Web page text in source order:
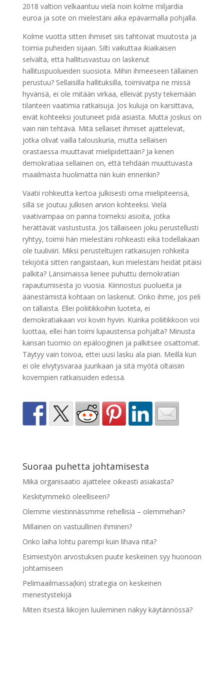
2018 valtion velkaantuu vielä noin kolme miljardia
euroa ja sote on mielestäni aika epävarmalla pohjalla.
Kolme vuotta sitten ihmiset siis tahtoivat muutosta ja
toimia puheiden sijaan. Silti vaikuttaa ikiaikaisen
selvältä, että hallitusvastuu on laskenut
hallituspuolueiden suosiota. Mihin ihmeeseen tällainen
perustuu? Sellaisilla hallituksilla, toimivatpa ne missä
hyvänsä, ei ole mitään virkaa, elleivät pysty tekemään
tilanteen vaatimia ratkaisuja. Jos kuluja on karsittava,
eivät kohteeksi joutuneet pidä asiasta. Mutta joskus on
vain niin tehtävä. Mitä sellaiset ihmiset ajattelevat,
jotka olivat vailla talouskuria, mutta sellaisen
orastaessa muuttavat mielipidettään? Ja kenen
demokratiaa sellainen on, että tehdään muuttuvasta
maailmasta huolimatta niin kuin ennenkin?
Vaatii rohkeutta kertoa julkisesti oma mielipiteensä,
sillä se joutuu julkisen arvion kohteeksi. Vielä
vaativampaa on panna toimeksi asioita, jotka
herättävät vastustusta. Jos tällaiseen joku perustellusti
ryhtyy, toimii hän mielestäni rohkeasti eikä todellakaan
ole tuuliviiri. Miksi perusteltujen ratkaisujen rohkeita
tekijöitä sitten rangaistaan, kun mielestäni heidät pitäisi
palkita? Länsimaissa lienee puhuttu demokratian
rapautumisesta jo vuosia. Kiinnostus puolueita ja
äänestämistä kohtaan on laskenut. Onko ihme, jos peli
on tällaista. Ellei poliitikkoihin luoteta, ei
demokratiakaan voi kovin hyvin. Kuinka poliitikkoon voi
luottaa, ellei hän toimi lupaustensa pohjalta? Minusta
kansan tuomio on epälooginen ja palkitsee osattomat.
Täytyy vain toivoa, ettei uusi lasku ala pian. Meillä kun
ei ole elvytysvaraa juurikaan ja sitä myötä oltaisiin
kovempien ratkaisuiden edessä.
Suoraa puhetta johtamisesta
Mikä organisaatio ajattelee oikeasti asiakasta?
Keskitymmekö oleelliseen?
Olemme viestinnässmme rehellisiä – olemmehan?
Millainen on vastuullinen ihminen?
Onko laiha lohtu parempi kuin lihava riita?
Esimiestyön arvostuksen puute keskeinen syy huonoon
johtamiseen
Pelimaailmassa(kin) strategia on keskeinen
menestystekijä
Miten itsestä liikojen luuleminen näkyy käytännössä?